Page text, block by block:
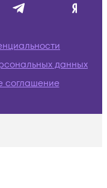
данных
соглашение